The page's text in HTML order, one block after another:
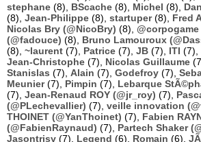
stephane (8), BScache (8), Michel (8),
(8), Jean-Philippe (8), startuper(8), Fred
Nicolas Bry (@NicoBry) (8), @corpogame
(@fadouce) (8), Bruno Lamouroux
(8), ~laurent (7), Patrice (7), JB (7), ITI (7),
Jean-Christophe (7), Nicolas Guillaume
Stanislas (7), Alain (7), Godefroy (7),
Meunier(7), Pimpin (7), Lebarque
(7), Jean-Renaud ROY (@jr_roy) (7),
(@PLechevallier) (7), veille innovation
THOINET (@YanThoinet) (7), Fabien
(@FabienRaynaud) (7), Partech Shaker
Jasontrisy (7), Legend (6), Romain (6),